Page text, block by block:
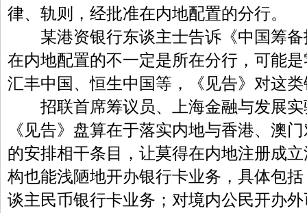
律、轨则，经批准在内地配置的分行。
某港资银行东谈主士告诉《中国筹备
在内地配置的不一定是所在分行，可能
汇丰中国、恒生中国等，《见告》对这
招联首席筹议员、上海金融与发展实
《见告》盘算在于落实内地与香港、澳
的安排相干条目，让莫得在内地注册成
构也能浅陋地开办银行卡业务，具体包
谈主民币银行卡业务；对境内公民开办